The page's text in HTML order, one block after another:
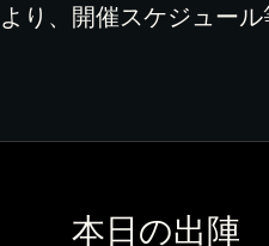
り、開催スケジュー
本日の出陣